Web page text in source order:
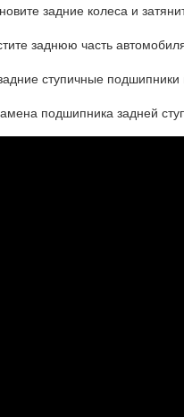
задние колеса и
заднюю часть
ступичные
подшипника задней